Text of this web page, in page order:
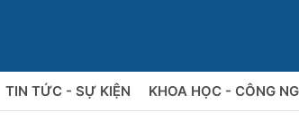
TIN TỨC - SỰ KIỆN KHOA HỌC - CÔNG